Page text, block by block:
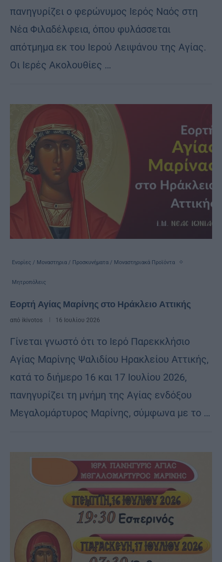
πανηγυρίζει ο φερώνυμος Ιερός Ναός στη
Νέα Φιλαδέλφεια, όπου φυλάσσεται
απότμημα εκ του Ιερού Λειψάνου της Αγίας.
Οι Ιερές Ακολουθίες …
Ενορίες / Μοναστηρια / Προσκυνήματα / Μοναστηριακά Προϊόντα
Μητροπόλεις
Εορτή Αγίας Μαρίνης στο Ηράκλειο Αττικής
από ikivotos 16 Ιουλίου 2026
Γίνεται γνωστό ότι το Ιερό Παρεκκλήσιο
Αγίας Μαρίνης Ψαλιδίου Ηρακλείου Αττικής,
κατά το διήμερο 16 και 17 Ιουλίου 2026,
πανηγυρίζει τη μνήμη της Αγίας ενδόξου
Μεγαλομάρτυρος Μαρίνης, σύμφωνα με το …